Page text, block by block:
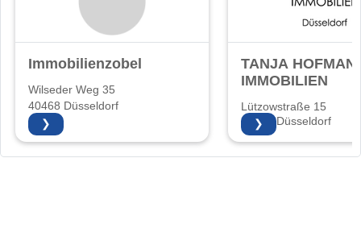
Immobilienzobel
Wilseder Weg 35
40468 Düsseldorf
❯
TANJA
IMMOBILIEN
Lützowstraße 15
40476 Düsseldorf
❯